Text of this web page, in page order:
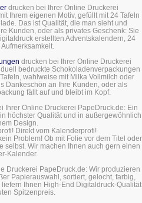
drucken bei Ihrer Online Druckerei
Ihrem eigenen Motiv, gefüllt mit 24 Tafeln
Das ist Qualität, die man sieht und
Kunden, oder als privates Geschenk: Sie
erstellten Adventskalendern, 24
drucken bei Ihrer Online Druckerei
bedruckte Schokoladenverpackungen
wahlweise mit Milka Vollmilch oder
Dankeschön an Ihre Kunden, oder als
fällt auf und bleibt im Kopf.
Ihrer Online Druckerei PapeDruck.de: Ein
höchster Qualität und in außergewöhnlich
Design.
Direkt vom Kalenderprofi!
Problem! Ob mit Folie vor dem Titel oder
selbst. Wir machen Ihnen auch gern einen
Kalender.
Druckerei PapeDruck.de: Wir produzieren
Papierauswahl, sortiert, gelocht, farbig,
Ihnen High-End Digitaldruck-Qualität
Spitzenpreis.